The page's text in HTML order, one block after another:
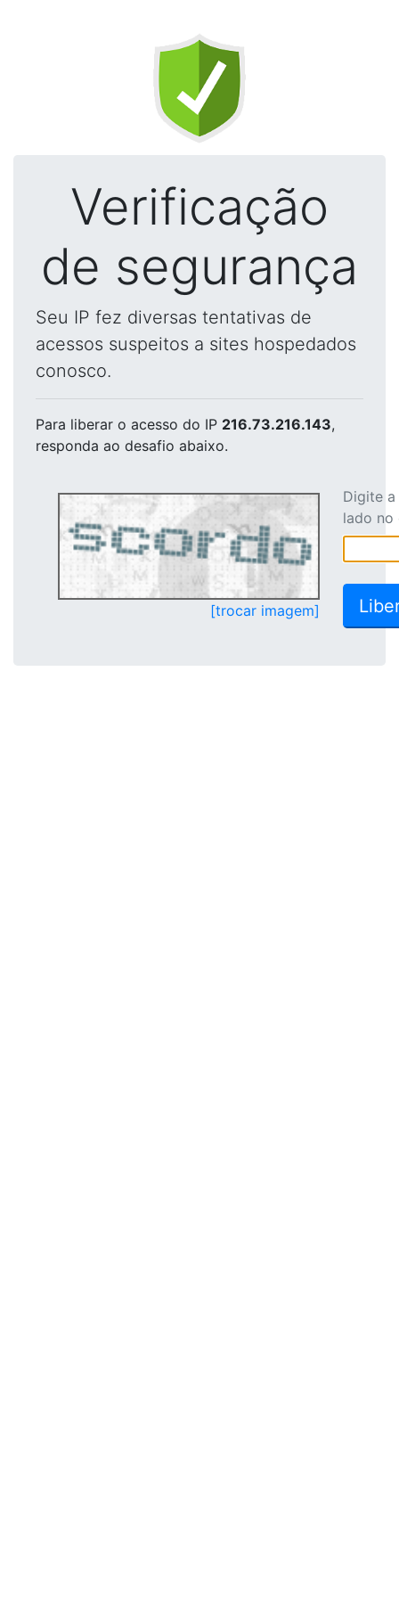
Verificação
de segurança
Seu IP fez diversas tentativas de
acessos suspeitos a sites hospedados
conosco.
Para liberar o acesso do IP 216.73.216.143,
responda ao desafio abaixo.
[trocar imagem]
Digite
lado no